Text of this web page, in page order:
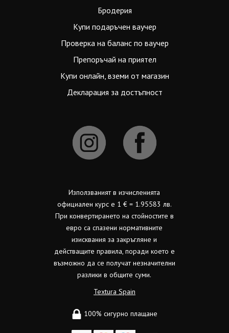
Бродерия
Купи подаръчен ваучер
Проверка на баланс по ваучер
Препоръчай на приятел
Купи онлайн, вземи от магазин
Декларация за достъпност
Използваният в изчисленията
официален курс е 1 € = 1.95583 лв.
При конвертирането на стойностите в
евро са спазени нормативните
изисквания за закръгляне и
действащите правила, поради което е
възможно да се получат незначителни
разлики в общите суми.
Textura Spain
100% сигурно плащане